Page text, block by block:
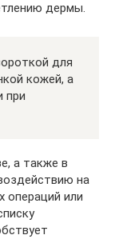
дермы.
для
кожей, а
при
а также в
на
операций или